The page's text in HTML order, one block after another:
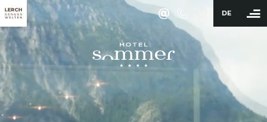
DE
BUCHEN
Hotel
Zimmer & Angebote